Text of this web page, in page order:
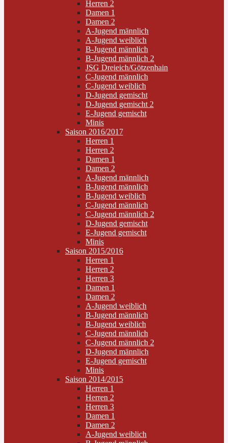
Herren 2
Damen 1
Damen 2
A-Jugend männlich
A-Jugend weiblich
B-Jugend männlich
B-Jugend männlich 2
JSG Dreieich/Götzenhain
C-Jugend männlich
C-Jugend weiblich
D-Jugend gemischt
D-Jugend gemischt 2
E-Jugend gemischt
Minis
Saison 2016/2017
Herren 1
Herren 2
Damen 1
Damen 2
A-Jugend männlich
B-Jugend männlich
B-Jugend weiblich
C-Jugend männlich
C-Jugend männlich 2
D-Jugend gemischt
E-Jugend gemischt
Minis
Saison 2015/2016
Herren 1
Herren 2
Herren 3
Damen 1
Damen 2
A-Jugend weiblich
B-Jugend männlich
B-Jugend weiblich
C-Jugend männlich
C-Jugend männlich 2
D-Jugend männlich
E-Jugend gemischt
Minis
Saison 2014/2015
Herren 1
Herren 2
Herren 3
Damen 1
Damen 2
A-Jugend weiblich